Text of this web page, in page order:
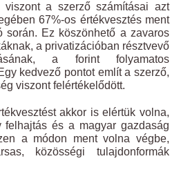
a szerző számításai azt
67%-os értékvesztés ment
során. Ez köszönhető a zavaros
a privatizációban résztvevő
a forint folyamatos
kedvező pontot említ a szerző,
viszont felértékelődött.
akkor is elértük volna,
és a magyar gazdaság
a módon ment volna végbe,
közösségi tulajdonformák